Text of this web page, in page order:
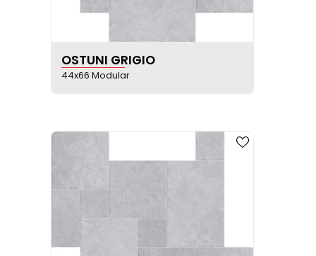
VER FICHA DEL PRODUCTO
OSTUNI GRIGIO
44x66 Modular